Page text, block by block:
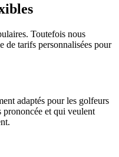
Toutefois nous
de tarifs personnalisées pour
adaptés pour les golfeurs
prononcée et qui veulent